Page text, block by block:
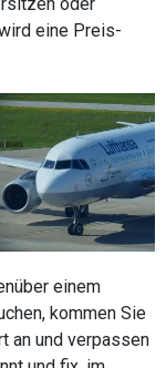
eine Preis-
einem
kommen Sie
an und verpassen